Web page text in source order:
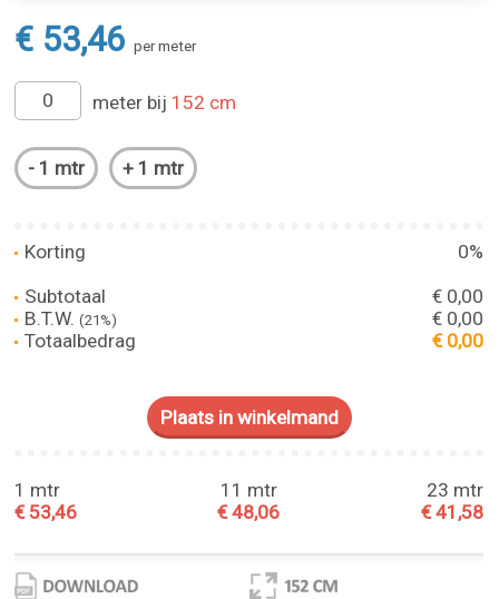
€ 53,46 per meter
meter bij 152 cm
Korting
0%
Subtotaal
€ 0,00
B.T.W.(21%)
€ 0,00
Totaalbedrag
€ 0,00
1 mtr
€ 53,46
11 mtr
€ 48,06
23 mtr
€ 41,58